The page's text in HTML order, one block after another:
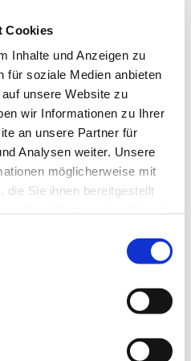
Cookies
Inhalte und Anzeigen zu
für soziale Medien anbieten
unsere Website zu
wir Informationen zu Ihrer
an unsere Partner für
Analysen weiter. Unsere
möglicherweise mit
die Sie ihnen bereitgestellt